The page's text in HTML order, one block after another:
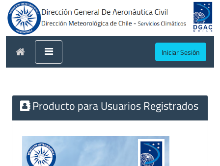
Iniciar Sesión
Producto para Usuarios Registrados